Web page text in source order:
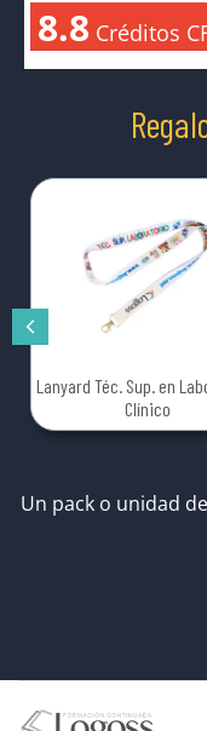
8.8 Créditos
Lanyard Téc. Sup. en
Clínico
Un pack o unidad